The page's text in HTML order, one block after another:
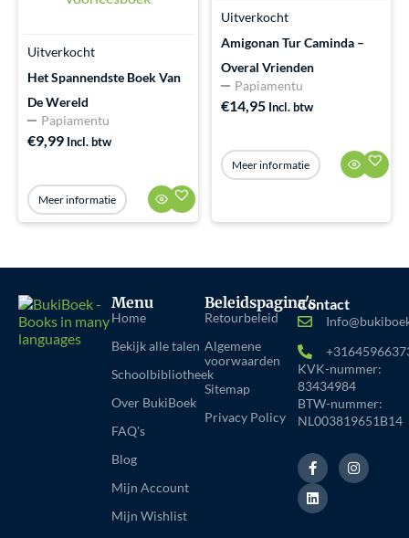
Uitverkocht
Het Spannendste Boek Van
De Wereld
Papiamentu
€9,99 Incl. btw
Meer informatie
Uitverkocht
Amigonan Tur Caminda –
Overal Vrienden
Papiamentu
€14,95 Incl. btw
Meer informatie
Menu
Home
Bekijk alle talen
Schoolbibliotheek
Over BukiBoek
FAQ's
Blog
Mijn Account
Mijn Wishlist
Beleidspagina's
Retourbeleid
Algemene
voorwaarden
Sitemap
Privacy Policy
Contact
KVK-nummer:
83434984
BTW-nummer:
NL003819651B14
F
a
c
e
b
I
n
s
L
i
n
k
e